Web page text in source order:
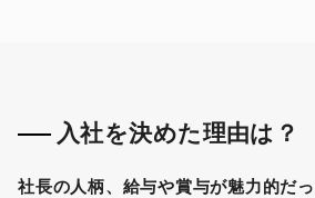
入社を決めた理由は？
社長の人柄、給与や賞与が魅力的だ